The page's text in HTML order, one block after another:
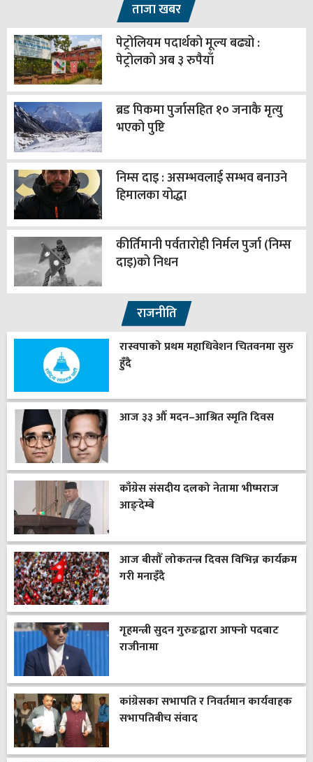
ताजा खबर
पेट्रोलियम पदार्थको मूल्य बढ्यो :
पेट्रोलको अब ३ रुपैयाँ
ब्रड पिकमा पुर्जासहित १० जनाकै मृत्यु
भएको पुष्टि
निम्स दाइ : असम्भवलाई सम्भव बनाउने
हिमालका योद्धा
कीर्तिमानी पर्वतारोही निर्मल पुर्जा (निम्स
दाइ)को निधन
राजनीति
रास्वपाको प्रथम महाधिवेशन चितवनमा सुरु
हुँदै
आज ३३ औँ मदन–आश्रित स्मृति दिवस
काँग्रेस संसदीय दलको नेतामा भीष्मराज
आङ्देम्बे
आज बीसौँ लोकतन्त्र दिवस विभिन्न कार्यक्रम
गरी मनाइँदै
गृहमन्त्री सुदन गुरुङद्वारा आफ्नो पदबाट
राजीनामा
कांग्रेसका सभापति र निवर्तमान कार्यवाहक
सभापतिबीच संवाद